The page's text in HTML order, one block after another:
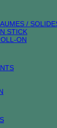
/
STICK
ON